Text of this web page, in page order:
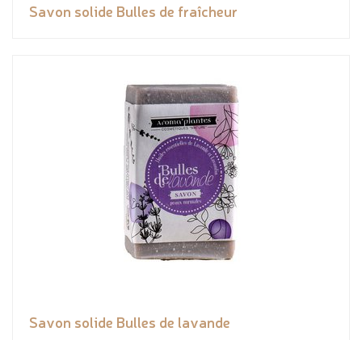
Savon solide Bulles de fraîcheur
Savon solide Bulles de lavande